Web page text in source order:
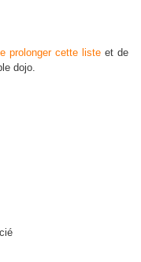
prolonger cette liste et de
dojo.